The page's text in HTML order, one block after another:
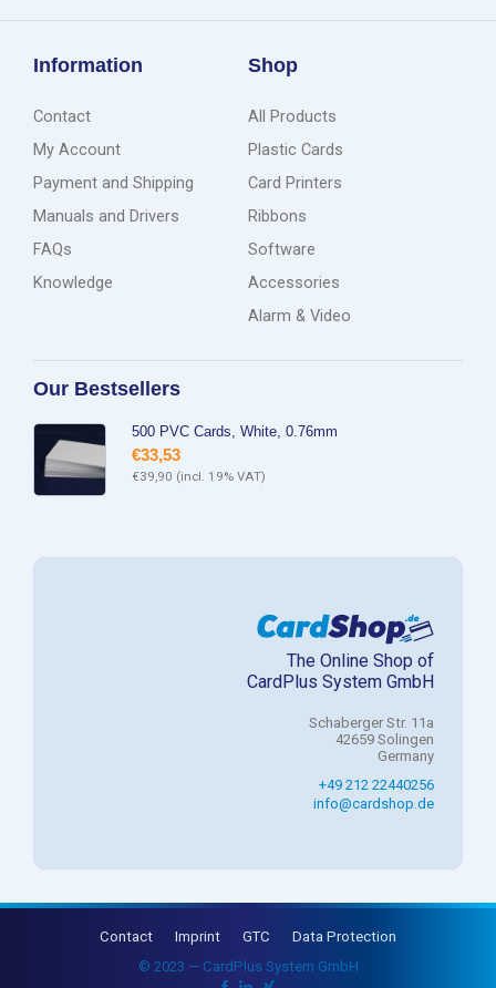
Information
Contact
My Account
Payment and Shipping
Manuals and Drivers
FAQs
Knowledge
Shop
All Products
Plastic Cards
Card Printers
Ribbons
Software
Accessories
Alarm & Video
Our Bestsellers
500 PVC Cards, White, 0.76mm
€33,53
€39,90 (incl. 19% VAT)
The Online Shop of
CardPlus System GmbH
Schaberger Str. 11a
42659 Solingen
Germany
+49 212 22440256
info@cardshop.de
© 2023 — CardPlus System GmbH
Contact Imprint GTC Data Protection